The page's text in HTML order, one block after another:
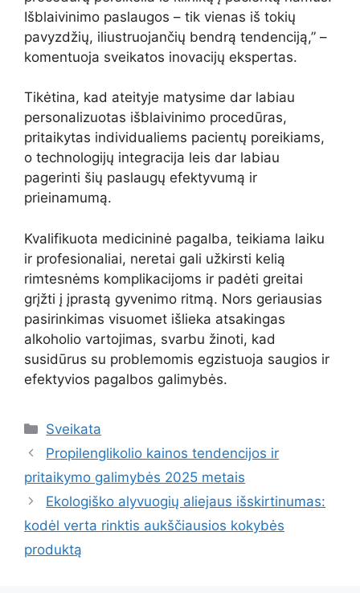
Išblaivinimo paslaugos – tik vienas iš tokių
pavyzdžių, iliustruojančių bendrą tendenciją,” –
komentuoja sveikatos inovacijų ekspertas.
Tikėtina, kad ateityje matysime dar labiau
personalizuotas išblaivinimo procedūras,
pritaikytas individualiems pacientų poreikiams,
o technologijų integracija leis dar labiau
pagerinti šių paslaugų efektyvumą ir
prieinamumą.
Kvalifikuota medicininė pagalba, teikiama laiku
ir profesionaliai, neretai gali užkirsti kelią
rimtesnėms komplikacijoms ir padėti greitai
grįžti į įprastą gyvenimo ritmą. Nors geriausias
pasirinkimas visuomet išlieka atsakingas
alkoholio vartojimas, svarbu žinoti, kad
susidūrus su problemomis egzistuoja saugios ir
efektyvios pagalbos galimybės.
Kategorijos
Sveikata
Propilenglikolio kainos tendencijos ir
pritaikymo galimybės 2025 metais
Ekologiško alyvuogių aliejaus išskirtinumas:
kodėl verta rinktis aukščiausios kokybės
produktą